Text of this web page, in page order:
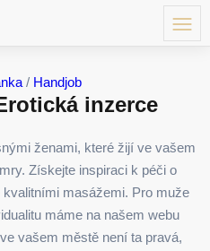
/ Handjob
inzerce
ženami, které žijí ve vašem
Získejte inspiraci k péči o
masážemi. Pro muže
máme na našem webu
vašem městě není ta pravá,